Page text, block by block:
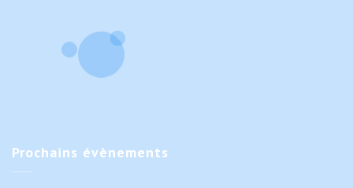
Prochains évènements